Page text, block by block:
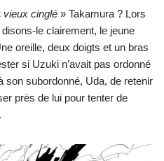
vieux cinglé » Takamura ? Lors
le clairement, le jeune
oreille, deux doigts et un bras
si Uzuki n’avait pas ordonné
son subordonné, Uda, de retenir
près de lui pour tenter de